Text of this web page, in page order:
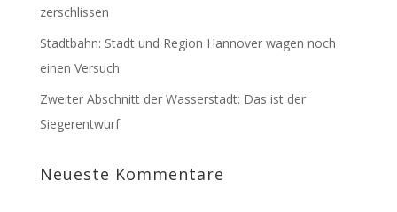
zerschlissen
Stadtbahn: Stadt und Region Hannover wagen noch
einen Versuch
Zweiter Abschnitt der Wasserstadt: Das ist der
Siegerentwurf
Neueste Kommentare